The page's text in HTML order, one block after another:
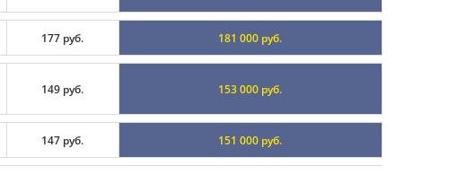
177 руб. 181 000 руб.
149 руб. 153 000 руб.
147 руб. 151 000 руб.